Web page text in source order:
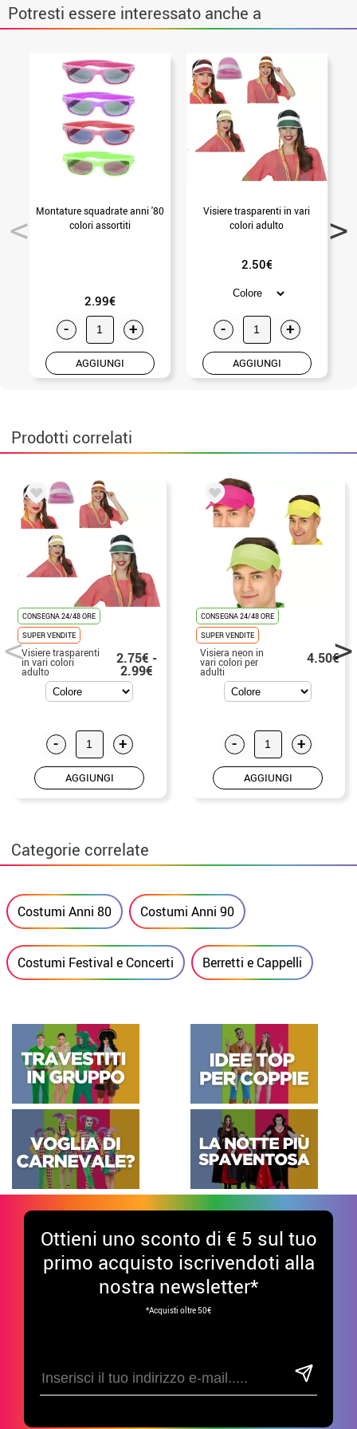
Potresti essere interessato anche a
Montature squadrate anni '80
colori assortiti
2.99€
- +
AGGIUNGI
Visiere trasparenti in vari
colori adulto
2.50€
- +
AGGIUNGI
Prodotti correlati
CONSEGNA 24/48 ORE
SUPER VENDITE
Visiere trasparenti
in vari colori
adulto
2.75€ -
2.99€
- +
AGGIUNGI
CONSEGNA 24/48 ORE
SUPER VENDITE
Visiera neon in
vari colori per
adulti
4.50€
- +
AGGIUNGI
Categorie correlate
Costumi Anni 80 Costumi Anni 90
Costumi Festival e Concerti Berretti e Cappelli
Ottieni uno sconto di € 5 sul tuo
primo acquisto iscrivendoti alla
nostra newsletter*
*Acquisti oltre 50€